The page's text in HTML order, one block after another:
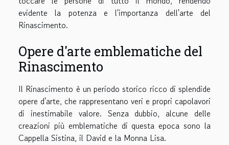
evidente la potenza e l'importanza dell'arte del
Rinascimento.
Opere d'arte emblematiche del
Rinascimento
Il Rinascimento è un periodo storico ricco di splendide
opere d'arte, che rappresentano veri e propri capolavori
di inestimabile valore. Senza dubbio, alcune delle
creazioni più emblematiche di questa epoca sono la
Cappella Sistina, il David e la Monna Lisa.